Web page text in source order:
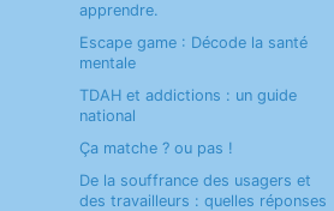
apprendre.
Escape game : Décode la santé
mentale
TDAH et addictions : un guide
national
Ça matche ? ou pas !
De la souffrance des usagers et
des travailleurs : quelles réponses